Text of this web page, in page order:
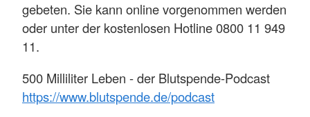
gebeten. Sie kann online vorgenommen werden
oder unter der kostenlosen Hotline 0800 11 949
11.
500 Milliliter Leben - der Blutspende-Podcast
https://www.blutspende.de/podcast